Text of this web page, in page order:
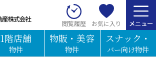
閲覧履歴 お気に入り
1階店舗
物件
物販・美容
物件
スナック・
バー向け物件